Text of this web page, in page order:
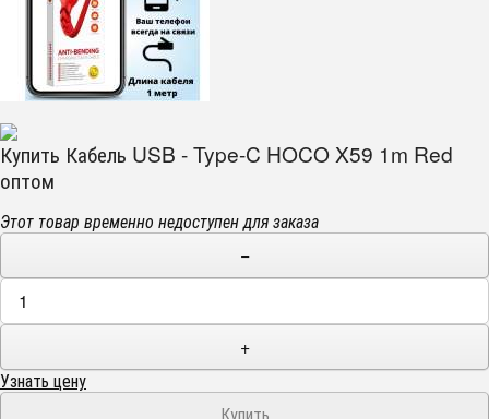
Купить Кабель USB - Type-C HOCO X59 1m Red
оптом
Этот товар временно недоступен для заказа
−
+
Узнать цену